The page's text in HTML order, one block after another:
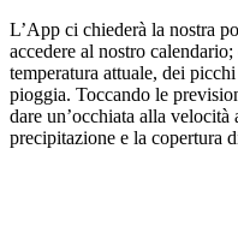
L’App ci chiederà la nostra
accedere al nostro
temperatura attuale, dei
pioggia. Toccando le
dare un’occhiata alla
precipitazione e la copertura